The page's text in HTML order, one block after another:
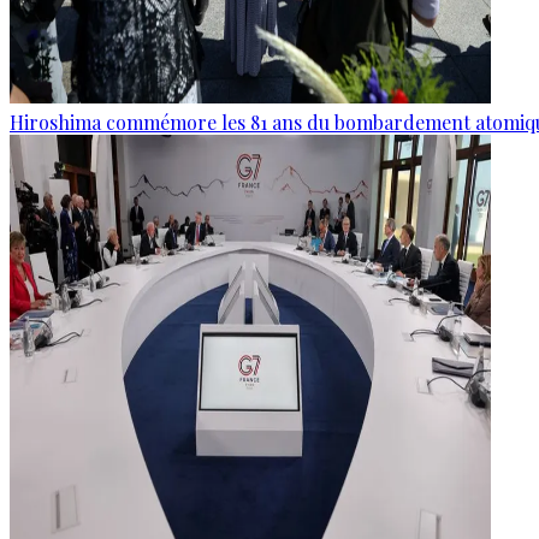
Hiroshima commémore les 81 ans du bombardement